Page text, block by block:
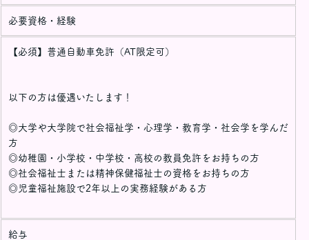
必要資格・経験
【必須】普通自動車免許（AT限定可）
以下の方は優遇いたします！
◎大学や大学院で社会福祉学・心理学・教育学・社会学を学んだ
方
◎幼稚園・小学校・中学校・高校の教員免許をお持ちの方
◎社会福祉士または精神保健福祉士の資格をお持ちの方
◎児童福祉施設で2年以上の実務経験がある方
給与